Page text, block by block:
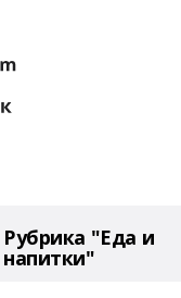
Рубрика "Еда и
напитки"